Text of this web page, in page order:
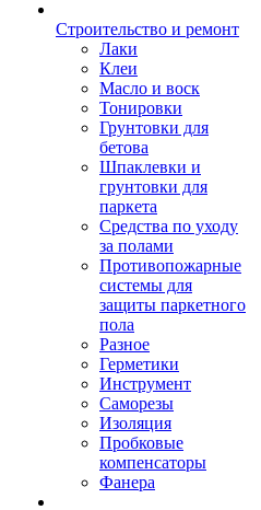
Строительство и ремонт
Лаки
Клеи
Масло и воск
Тонировки
Грунтовки для
бетова
Шпаклевки и
грунтовки для
паркета
Средства по уходу
за полами
Противопожарные
системы для
защиты паркетного
пола
Разное
Герметики
Инструмент
Саморезы
Изоляция
Пробковые
компенсаторы
Фанера